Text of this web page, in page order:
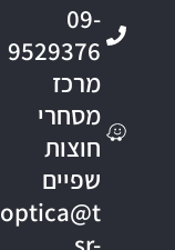
09-
9529376
מרכז
מסחרי
חוצות
שפיים
optica@t